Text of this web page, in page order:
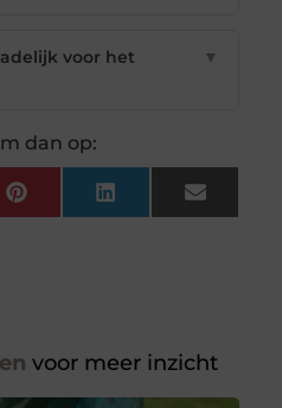
voor het
▼
dan op:
Pinterest LinkedIn Email
voor meer inzicht